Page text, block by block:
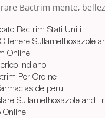
Bactrim mente,
Bactrim Stati Uniti
Sulfamethoxazole
Online
indiano
Per Ordine
de peru
Sulfamethoxazole and
Online